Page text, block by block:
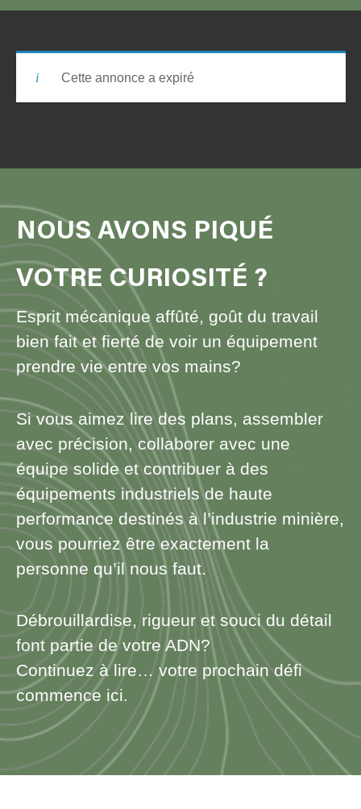
Cette annonce a expiré
NOUS AVONS PIQUÉ
VOTRE CURIOSITÉ ?
Esprit mécanique affûté, goût du travail
bien fait et fierté de voir un équipement
prendre vie entre vos mains?
Si vous aimez lire des plans, assembler
avec précision, collaborer avec une
équipe solide et contribuer à des
équipements industriels de haute
performance destinés à l’industrie minière,
vous pourriez être exactement la
personne qu’il nous faut.
Débrouillardise, rigueur et souci du détail
font partie de votre ADN?
Continuez à lire… votre prochain défi
commence ici.